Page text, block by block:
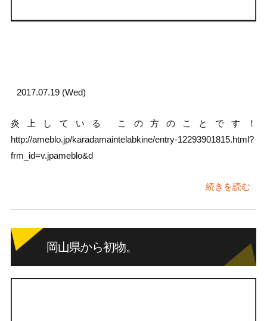
2017.07.19 (Wed)
炎上している この方のことです！
http://ameblo.jp/karadamaintelabkine/entry-12293901815.html?
frm_id=v.jpameblo&d
続きを読む
岡山県から初物。